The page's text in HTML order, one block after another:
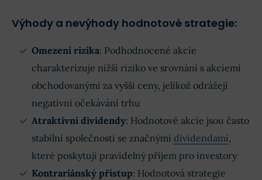
Výhody a nevýhody hodnotové strategie:
Omezení rizika: Podhodnocené akcie
charakterizuje nižší riziko ve srovnání s akciemi
obchodovanými za vyšší ceny, jelikož odrážejí
negativní očekávání trhu
Atraktivní dividendy: Hodnotové akcie jsou často
stabilní společnosti se značnými dividendami,
které poskytují pravidelný příjem pro investory
Kontrariánský přístup: Hodnotová strategie